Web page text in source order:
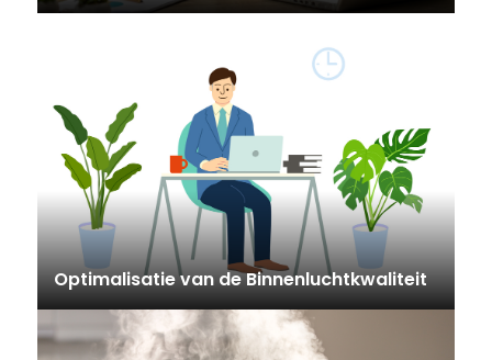
Optimalisatie van de Binnenluchtkwaliteit